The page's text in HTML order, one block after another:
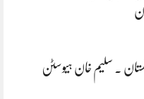
. سلیم خان ہیوسٹن